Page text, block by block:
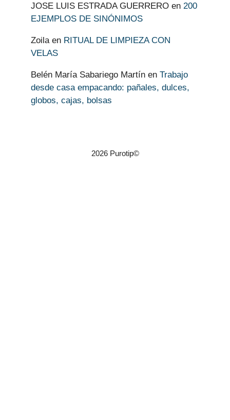
JOSE LUIS ESTRADA GUERRERO en 200
EJEMPLOS DE SINÓNIMOS
Zoila en RITUAL DE LIMPIEZA CON
VELAS
Belén María Sabariego Martín en Trabajo
desde casa empacando: pañales, dulces,
globos, cajas, bolsas
2026 Purotip©